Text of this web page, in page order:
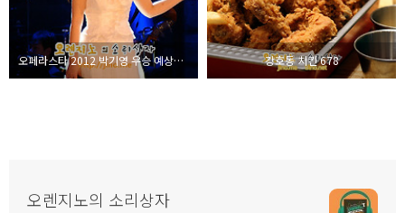
오페라스타 2012 박기영 우승 예상하여 포착한 사진 강호동 치킨 678
오렌지노의 소리상자